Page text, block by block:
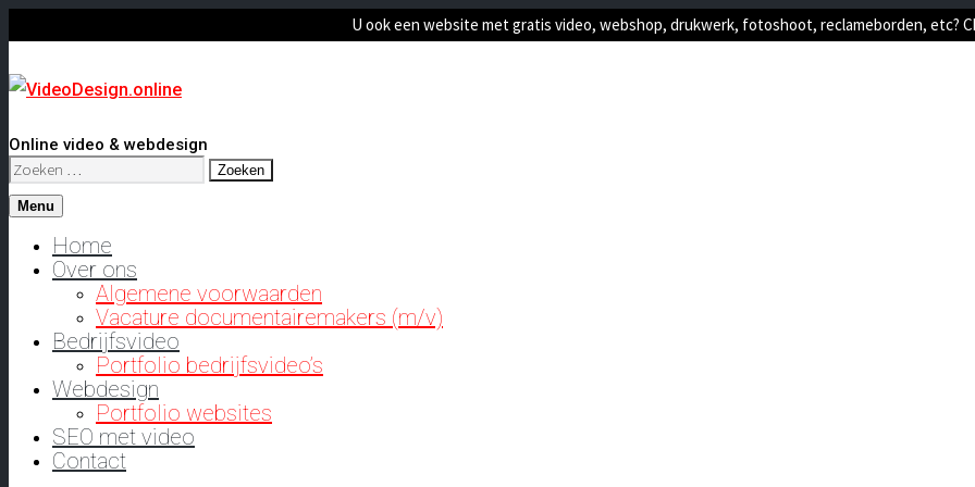
U ook een website met gratis video, webshop, drukwerk, fotoshoot, reclameborden, etc?
Online video & webdesign
Zoeken
naar:
Menu
Home
Over ons
Algemene voorwaarden
Vacature documentairemakers (m/v)
Bedrijfsvideo
Portfolio bedrijfsvideo’s
Webdesign
Portfolio websites
SEO met video
Contact